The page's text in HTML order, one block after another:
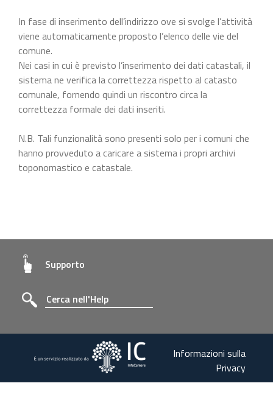
In fase di inserimento dell’indirizzo ove si svolge l’attività
viene automaticamente proposto l’elenco delle vie del
comune.
Nei casi in cui è previsto l’inserimento dei dati catastali, il
sistema ne verifica la correttezza rispetto al catasto
comunale, fornendo quindi un riscontro circa la
correttezza formale dei dati inseriti.
N.B. Tali funzionalità sono presenti solo per i comuni che
hanno provveduto a caricare a sistema i propri archivi
toponomastico e catastale.
Supporto
Informazioni sulla
Privacy